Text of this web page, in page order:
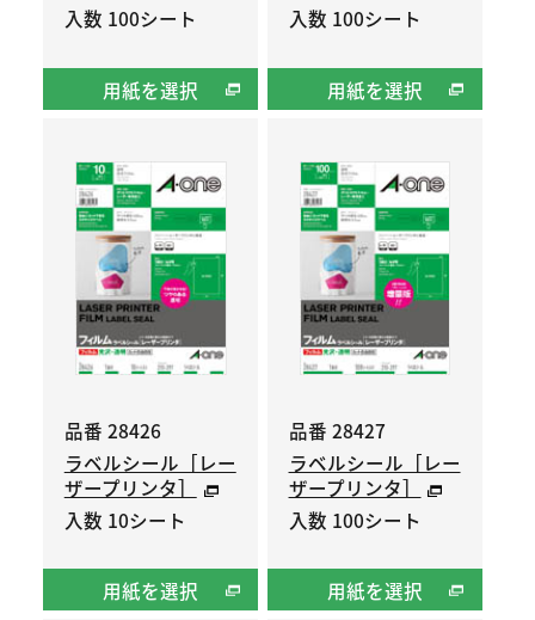
入数 100シート
用紙を選択
入数 100シート
用紙を選択
品番 28426
ラベルシール［レー
ザープリンタ］
入数 10シート
用紙を選択
品番 28427
ラベルシール［レー
ザープリンタ］
入数 100シート
用紙を選択